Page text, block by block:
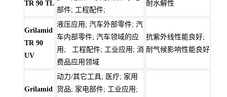
TR 90 TL
部件; 工程配件;
耐水解性
Grilamid
TR 90
UV
液压应用; 汽车外部零件; 汽
车内部零件; 汽车领域的应
用; 工程配件; 工业应用; 消
费品应用领域
抗紫外线性能良好;
耐气候影响性能良好
Grilamid
动力/其它工具; 医疗; 家用
货品; 家电部件; 工业应用;